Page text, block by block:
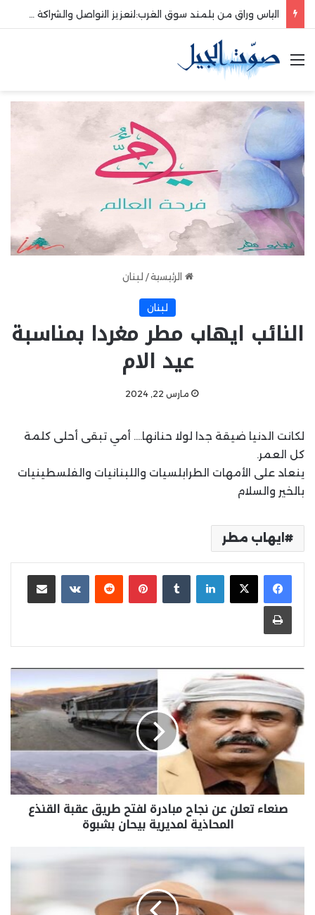
القائمة
الرئيسية / لبنان
لبنان
النائب ايهاب مطر مغردا بمناسبة
عيد الام
مارس 22, 2024
لكانت الدنيا ضيقة جدا لولا حنانها…. أمي تبقى أحلى كلمة
كل العمر.
ينعاد على الأمهات الطرابلسيات واللبنانيات والفلسطينيات
بالخير والسلام
ايهاب مطر
لينكدإن بينتيريست مشاركة عبر البريد
طباعة
صنعاء تعلن عن نجاح مبادرة لفتح طريق عقبة القنذع
المحاذية لمديرية بيحان بشبوة